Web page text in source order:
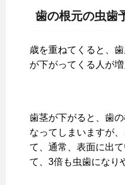
歯の根元の虫歯
歳を重ねてくると、
が下がってくる人が増
歯茎が下がると、歯
なってしまいますが
て、通常、表面に出
て、3倍も虫歯になり